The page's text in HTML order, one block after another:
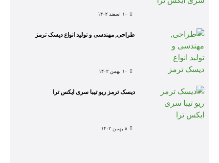
۱۰ اسفند ۱۴۰۲
طراحی, مهندسی و تولید انواع دیسک ترمز
۱۰ بهمن ۱۴۰۲
دیسک ترمز ریو تیبا سری ایکس ترا
۸ بهمن ۱۴۰۲